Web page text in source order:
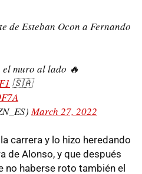
de Esteban Ocon a Fernando
el muro al lado 🔥
🇸🇦
March 27, 2022
carrera y lo hizo heredando
de Alonso, y que después
no haberse roto también el